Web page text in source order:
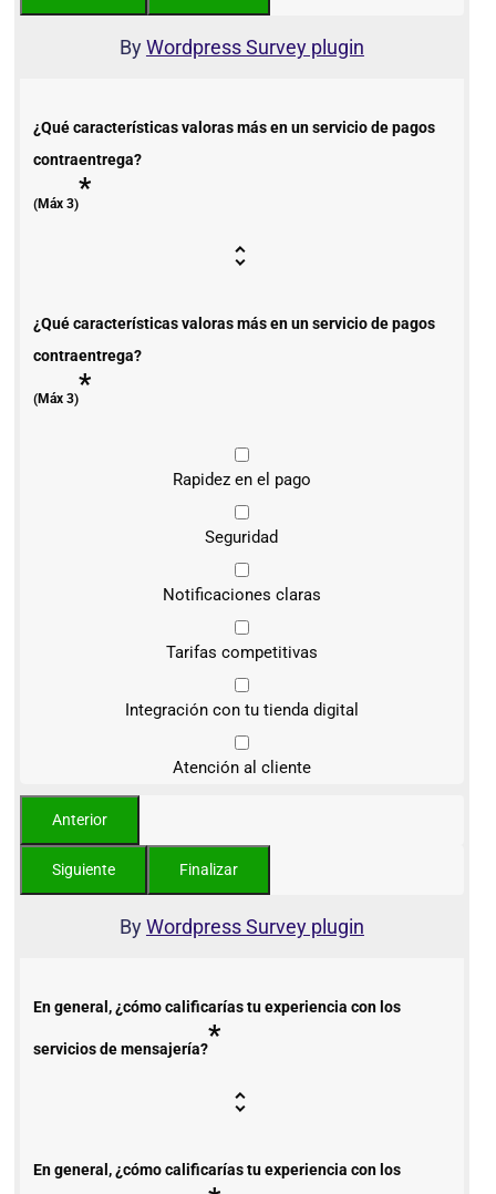
ByWordpress Survey plugin
¿Qué características valoras más en un servicio de pagos
contraentrega?
(Máx 3)*
¿Qué características valoras más en un servicio de pagos
contraentrega?
(Máx 3)*
Rapidez en el pago
Seguridad
Notificaciones claras
Tarifas competitivas
Integración con tu tienda digital
Atención al cliente
ByWordpress Survey plugin
En general, ¿cómo calificarías tu experiencia con los
servicios de mensajería?*
En general, ¿cómo calificarías tu experiencia con los